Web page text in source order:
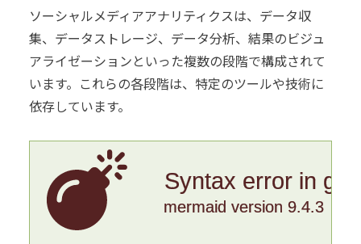
ソーシャルメディアアナリティクスは、データ収
集、データストレージ、データ分析、結果のビジュ
アライゼーションといった複数の段階で構成されて
います。これらの各段階は、特定のツールや技術に
依存しています。
Syntax error in
mermaid version 9.4.3